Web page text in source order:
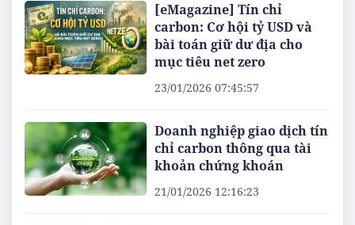
[eMagazine] Tín chỉ
carbon: Cơ hội tỷ USD và
bài toán giữ dư địa cho
mục tiêu net zero
23/01/2026 07:45:57
Doanh nghiệp giao dịch tín
chỉ carbon thông qua tài
khoản chứng khoán
21/01/2026 12:16:23